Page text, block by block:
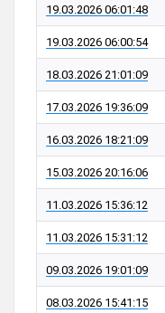
19.03.2026 06:01:48
19.03.2026 06:00:54
18.03.2026 21:01:09
17.03.2026 19:36:09
16.03.2026 18:21:09
15.03.2026 20:16:06
11.03.2026 15:36:12
11.03.2026 15:31:12
09.03.2026 19:01:09
08.03.2026 15:41:15